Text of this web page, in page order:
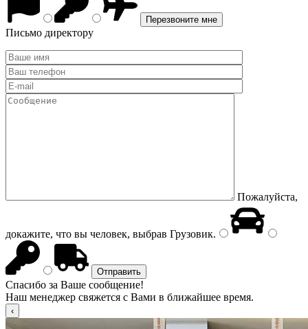
Письмо директору
Пожалуйста,
докажите, что вы человек, выбрав Грузовик.
Спасибо за Ваше сообщение!
Наш менеджер свяжется с Вами в ближайшее время.